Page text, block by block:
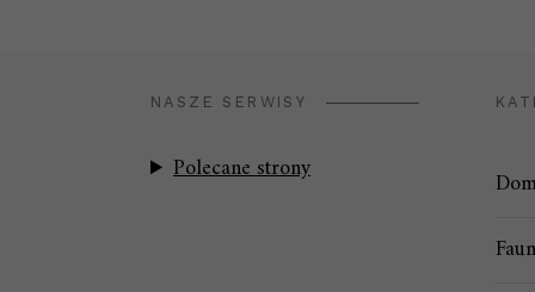
NASZE SERWISY
Polecane strony